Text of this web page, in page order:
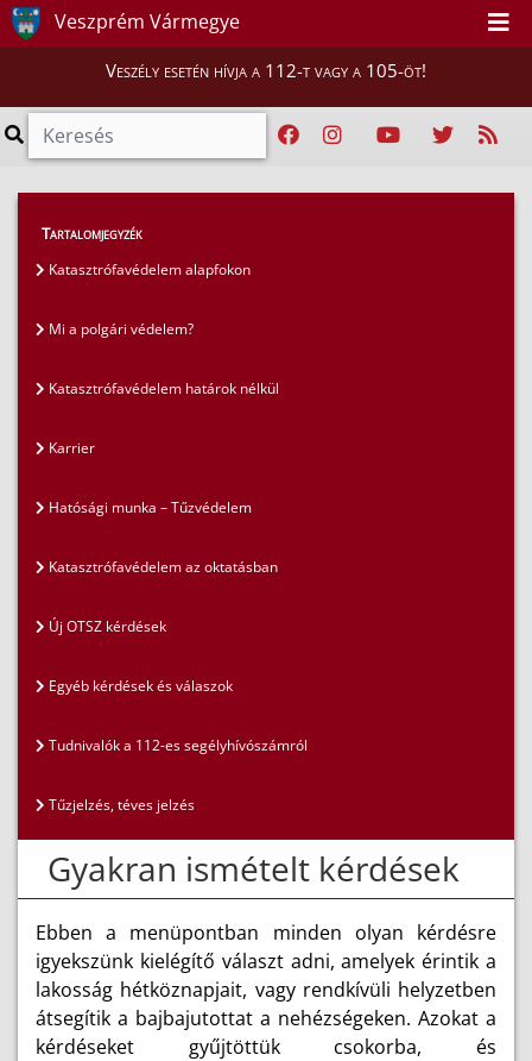
Veszprém Vármegye
Veszély esetén hívja a 112-t vagy a 105-öt!
GYIK > Gyakran ismételt kérdések
Tartalomjegyzék
Katasztrófavédelem alapfokon
Mi a polgári védelem?
Katasztrófavédelem határok nélkül
Karrier
Hatósági munka – Tűzvédelem
Katasztrófavédelem az oktatásban
Új OTSZ kérdések
Egyéb kérdések és válaszok
Tudnivalók a 112-es segélyhívószámról
Tűzjelzés, téves jelzés
Gyakran ismételt kérdések
Ebben a menüpontban minden olyan kérdésre
igyekszünk kielégítő választ adni, amelyek érintik a
lakosság hétköznapjait, vagy rendkívüli helyzetben
átsegítik a bajbajutottat a nehézségeken. Azokat a
kérdéseket gyűjtöttük csokorba, és